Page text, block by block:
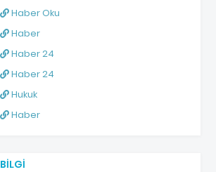
Haber Oku
Haber
Haber 24
Haber 24
Hukuk
Haber
BILGI